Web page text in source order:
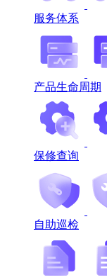
服务体系
产品生命周期
保修查询
自助巡检